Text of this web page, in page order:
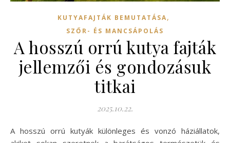
KUTYAFAJTÁK BEMUTATÁSA,
SZŐR- ÉS MANCSÁPOLÁS
A hosszú orrú kutya fajták
jellemzői és gondozásuk
titkai
2025.10.22.
A hosszú orrú kutyák különleges és vonzó háziállatok,